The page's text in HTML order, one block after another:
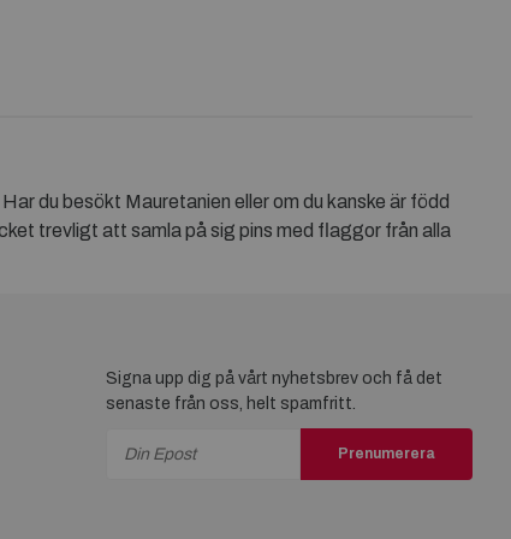
du besökt Mauretanien eller om du kanske är född
trevligt att samla på sig pins med flaggor från alla
Signa upp dig på vårt nyhetsbrev och få det
senaste från oss, helt spamfritt.
Prenumerera